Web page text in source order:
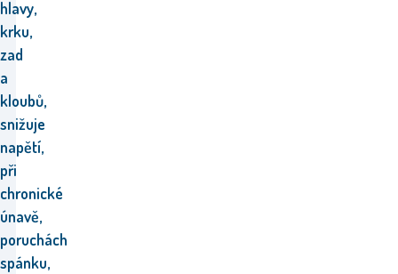
hlavy,
krku,
zad
a
kloubů,
snižuje
napětí,
při
chronické
únavě,
poruchách
spánku,